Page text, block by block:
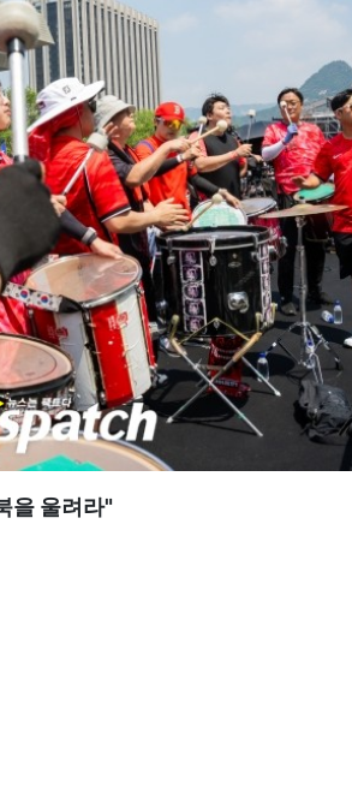
을 울려라"